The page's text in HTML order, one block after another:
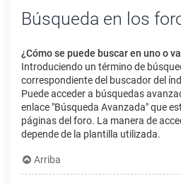
Búsqueda en los
¿Cómo se puede buscar en uno o
Introduciendo un término de
correspondiente del buscador del
Puede acceder a búsquedas
enlace "Búsqueda Avanzada" que
páginas del foro. La manera de
depende de la plantilla utilizada.
Arriba